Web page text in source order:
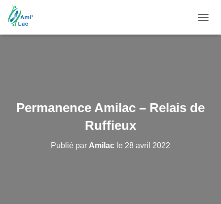
LA
Permanence Amilac – Relais de
Ruffieux
Publié par Amilac le 28 avril 2022